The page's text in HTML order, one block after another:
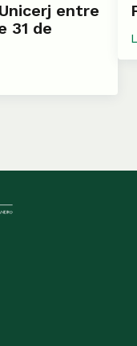
entre
31 de